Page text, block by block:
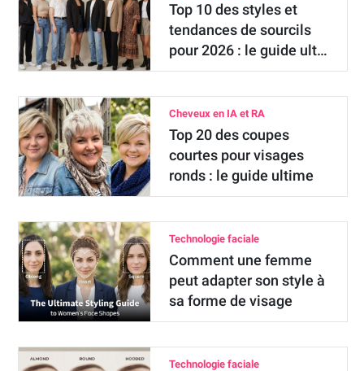
Top 10 des styles et
tendances de sourcils
pour 2026 : le guide ult…
Cheveux en IA et RA
Top 20 des coupes
courtes pour visages
ronds : le guide ultime
Technologie faciale
Comment une femme
peut adapter son style à
sa forme de visage
Technologie faciale